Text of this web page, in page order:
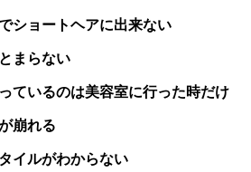
ショートヘアに出来ない
まらない
ているのは美容室に行った時だけ
崩れる
イルがわからない